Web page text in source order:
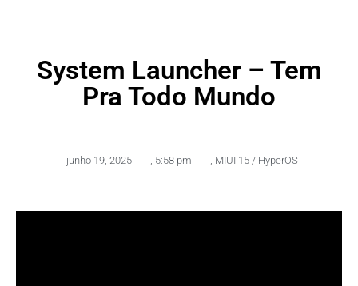
System Launcher – Tem
Pra Todo Mundo
junho 19, 2025 , 5:58 pm , MIUI 15 / HyperOS